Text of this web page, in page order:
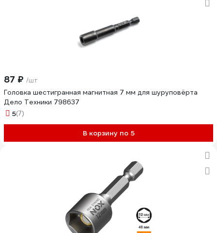
87 ₽ /шт
Головка шестигранная магнитная 7 мм для шуруповёрта
Дело Техники 798637
5(7)
В корзину по 5